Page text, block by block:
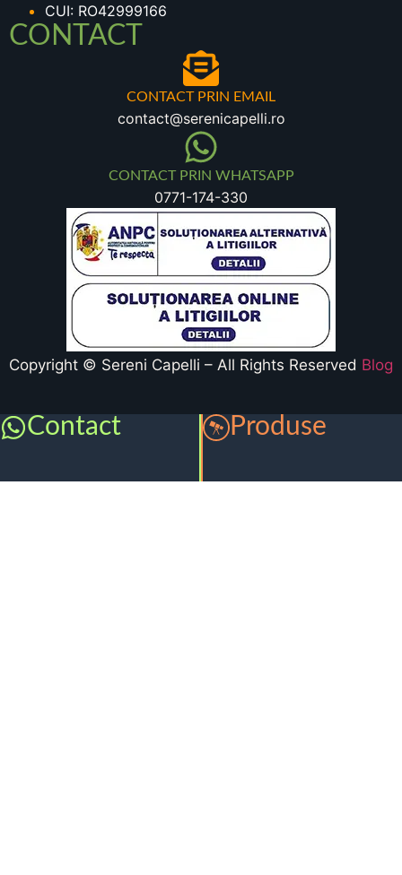
CUI: RO42999166
CONTACT
CONTACT PRIN EMAIL
contact@serenicapelli.ro
CONTACT PRIN WHATSAPP
0771-174-330
Copyright © Sereni Capelli – All Rights Reserved Blog
Contact Produse